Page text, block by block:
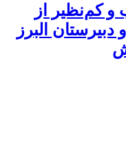
کم‌نظیر از
دبيرستان البرز